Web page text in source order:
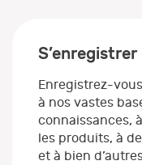
Enregistrez-
à nos vastes
connaissances,
les produits, à
et à bien